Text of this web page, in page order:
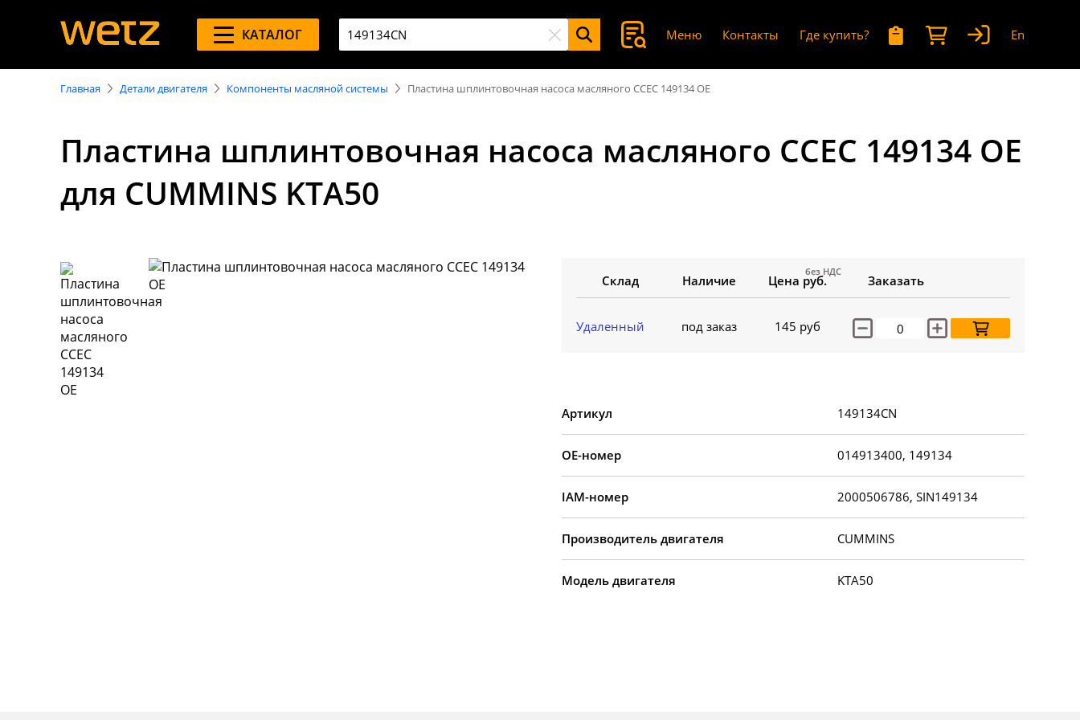
КАТАЛОГ Меню Контакты Где купить? En
Главная Детали двигателя Компоненты масляной системы Пластина шплинтовочная насоса масляного CCEC 149134 OE
Пластина шплинтовочная насоса масляного CCEC 149134 OE
для CUMMINS KTA50
Склад Наличие Цена руб.
без НДС
Заказать
Удаленный под заказ 145 руб
Артикул 149134CN
OE-номер 014913400, 149134
IAM-номер 2000506786, SIN149134
Производитель двигателя CUMMINS
Модель двигателя KTA50